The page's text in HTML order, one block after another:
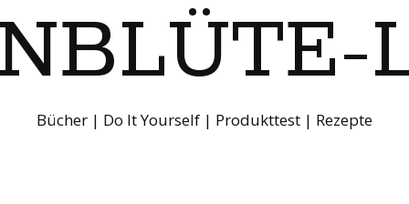
Bücher | Do It Yourself | Produkttest | Rezepte